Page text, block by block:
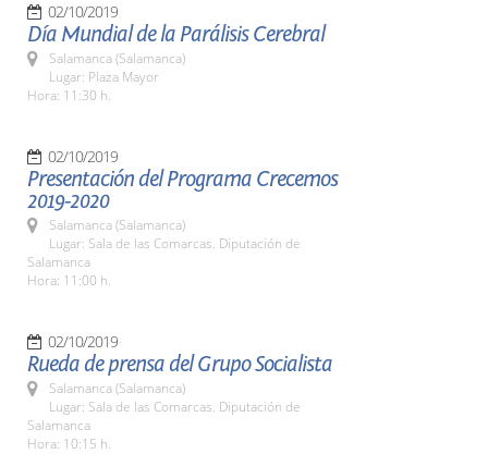
02/10/2019
Día Mundial de la Parálisis Cerebral
Salamanca (Salamanca)
Lugar: Plaza Mayor
Hora: 11:30 h.
02/10/2019
Presentación del Programa Crecemos
2019-2020
Salamanca (Salamanca)
Lugar: Sala de las Comarcas. Diputación de
Salamanca
Hora: 11:00 h.
02/10/2019
Rueda de prensa del Grupo Socialista
Salamanca (Salamanca)
Lugar: Sala de las Comarcas. Diputación de
Salamanca
Hora: 10:15 h.